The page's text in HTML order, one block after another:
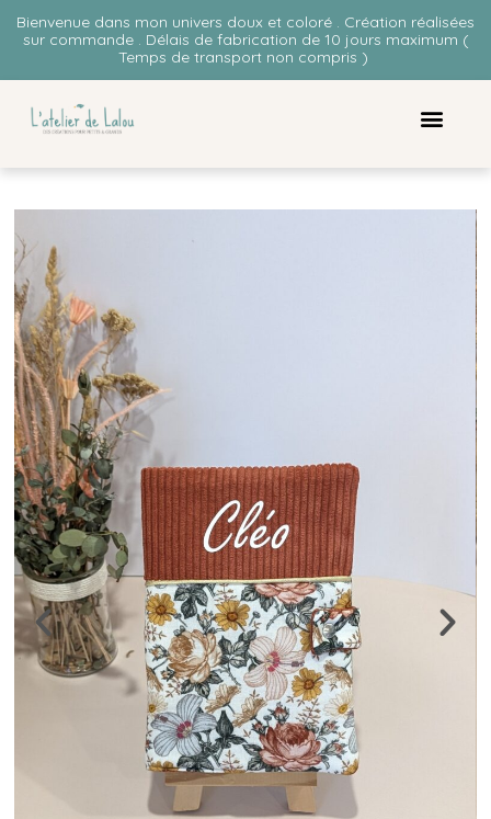
Bienvenue dans mon univers doux et coloré . Création réalisées
sur commande . Délais de fabrication de 10 jours maximum (
Temps de transport non compris )